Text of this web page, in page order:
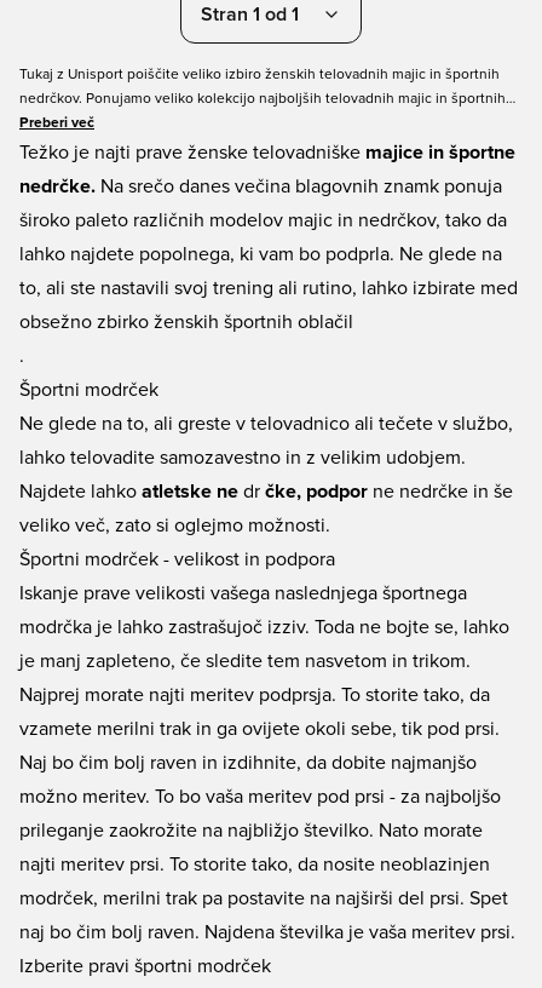
Stran 1 od 1
Tukaj z Unisport poiščite veliko izbiro ženskih telovadnih majic in športnih
nedrčkov. Ponujamo veliko kolekcijo najboljših telovadnih majic in športnih
nedrčkov, polnih udobja in najnovejših novosti. Najdete lahko izdelke vseh
največjih blagovnih znamk, kot so Nike, adidas, PUMA in še veliko več. Torej
unisportstore.com zagotovo najdete popolnega - vedno ponuja odlične cene
in hitro dostavo.
Preberi več
Težko je najti prave ženske telovadniške majice in športne
nedrčke. Na srečo danes večina blagovnih znamk ponuja
široko paleto različnih modelov majic in nedrčkov, tako da
lahko najdete popolnega, ki vam bo podprla. Ne glede na
to, ali ste nastavili svoj trening ali rutino, lahko izbirate med
obsežno zbirko ženskih športnih oblačil
.
Športni modrček
Ne glede na to, ali greste v telovadnico ali tečete v službo,
lahko telovadite samozavestno in z velikim udobjem.
Najdete lahko atletske ne dr čke, podpor ne nedrčke in še
veliko več, zato si oglejmo možnosti.
Športni modrček - velikost in podpora
Iskanje prave velikosti vašega naslednjega športnega
modrčka je lahko zastrašujoč izziv. Toda ne bojte se, lahko
je manj zapleteno, če sledite tem nasvetom in trikom.
Najprej morate najti meritev podprsja. To storite tako, da
vzamete merilni trak in ga ovijete okoli sebe, tik pod prsi.
Naj bo čim bolj raven in izdihnite, da dobite najmanjšo
možno meritev. To bo vaša meritev pod prsi - za najboljšo
prileganje zaokrožite na najbližjo številko. Nato morate
najti meritev prsi. To storite tako, da nosite neoblazinjen
modrček, merilni trak pa postavite na najširši del prsi. Spet
naj bo čim bolj raven. Najdena številka je vaša meritev prsi.
Izberite pravi športni modrček